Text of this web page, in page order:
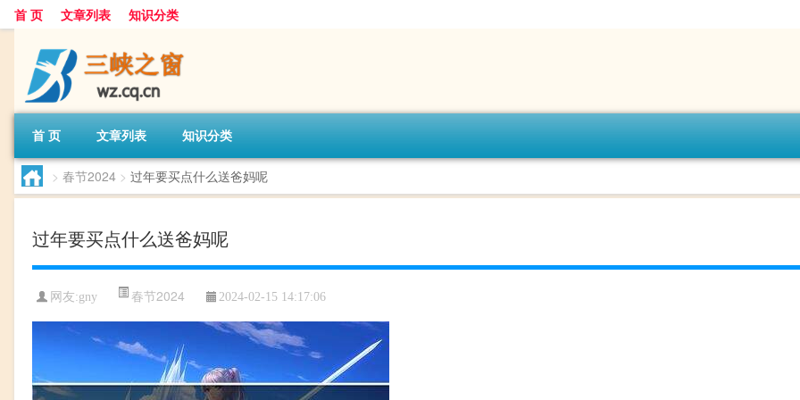
首 页 文章列表 知识分类
首 页 文章列表 知识分类
> 春节2024 > 过年要买点什么送爸妈呢
过年要买点什么送爸妈呢
网友:gny 春节2024 2024-02-15 14:17:06